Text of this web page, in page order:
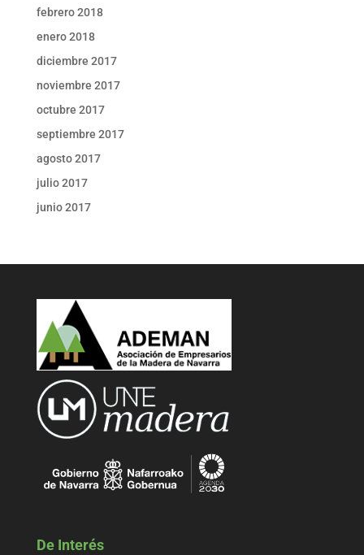
febrero 2018
enero 2018
diciembre 2017
noviembre 2017
octubre 2017
septiembre 2017
agosto 2017
julio 2017
junio 2017
De Interés